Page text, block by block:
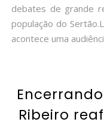
debates de grande
população do
acontece uma
Ribeiro